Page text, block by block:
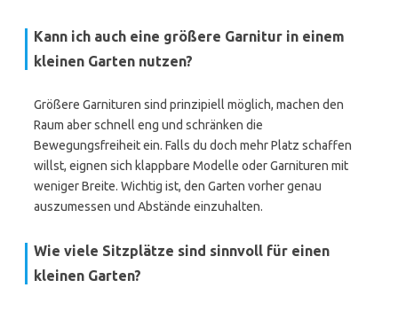
Kann ich auch eine größere Garnitur in einem
kleinen Garten nutzen?
Größere Garnituren sind prinzipiell möglich, machen den
Raum aber schnell eng und schränken die
Bewegungsfreiheit ein. Falls du doch mehr Platz schaffen
willst, eignen sich klappbare Modelle oder Garnituren mit
weniger Breite. Wichtig ist, den Garten vorher genau
auszumessen und Abstände einzuhalten.
Wie viele Sitzplätze sind sinnvoll für einen
kleinen Garten?